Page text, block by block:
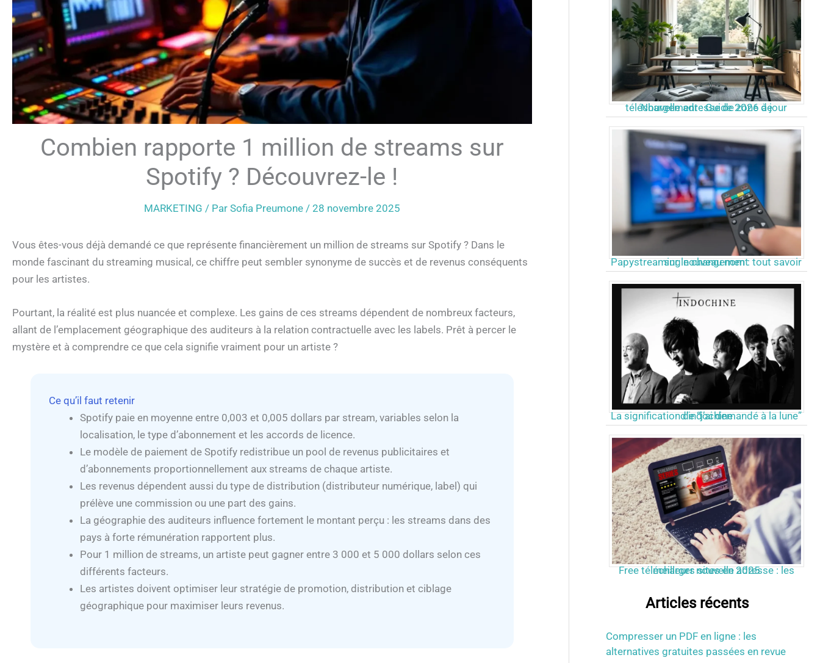
Combien rapporte 1 million de streams sur
Spotify ? Découvrez-le !
MARKETING / Par Sofia Preumone / 28 novembre 2025
Vous êtes-vous déjà demandé ce que représente financièrement un million de streams sur Spotify ? Dans le
monde fascinant du streaming musical, ce chiffre peut sembler synonyme de succès et de revenus conséquents
pour les artistes.
Pourtant, la réalité est plus nuancée et complexe. Les gains de ces streams dépendent de nombreux facteurs,
allant de l’emplacement géographique des auditeurs à la relation contractuelle avec les labels. Prêt à percer le
mystère et à comprendre ce que cela signifie vraiment pour un artiste ?
Ce qu’il faut retenir
Spotify paie en moyenne entre 0,003 et 0,005 dollars par stream, variables selon la
localisation, le type d’abonnement et les accords de licence.
Le modèle de paiement de Spotify redistribue un pool de revenus publicitaires et
d’abonnements proportionnellement aux streams de chaque artiste.
Les revenus dépendent aussi du type de distribution (distributeur numérique, label) qui
prélève une commission ou une part des gains.
La géographie des auditeurs influence fortement le montant perçu : les streams dans des
pays à forte rémunération rapportent plus.
Pour 1 million de streams, un artiste peut gagner entre 3 000 et 5 000 dollars selon ces
différents facteurs.
Les artistes doivent optimiser leur stratégie de promotion, distribution et ciblage
géographique pour maximiser leurs revenus.
Nouvelle adresse de zone de téléchargement : Guide 2026 à jour
Papystreaming nouveau nom : tout savoir sur le changement
La signification de “j’ai demandé à la lune” d’indochine
Free télécharger nouvelle adresse : les meilleurs sites en 2025
Articles récents
Compresser un PDF en ligne : les
alternatives gratuites passées en revue